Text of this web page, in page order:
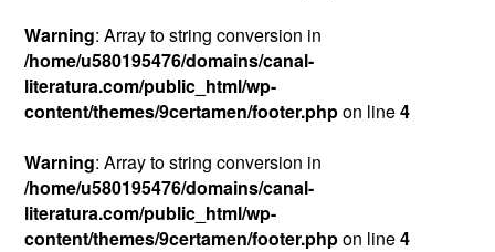
Warning: Array to string conversion in
/home/u580195476/domains/canal-
literatura.com/public_html/wp-
content/themes/9certamen/footer.phpon line4
Warning: Array to string conversion in
/home/u580195476/domains/canal-
literatura.com/public_html/wp-
content/themes/9certamen/footer.phpon line4